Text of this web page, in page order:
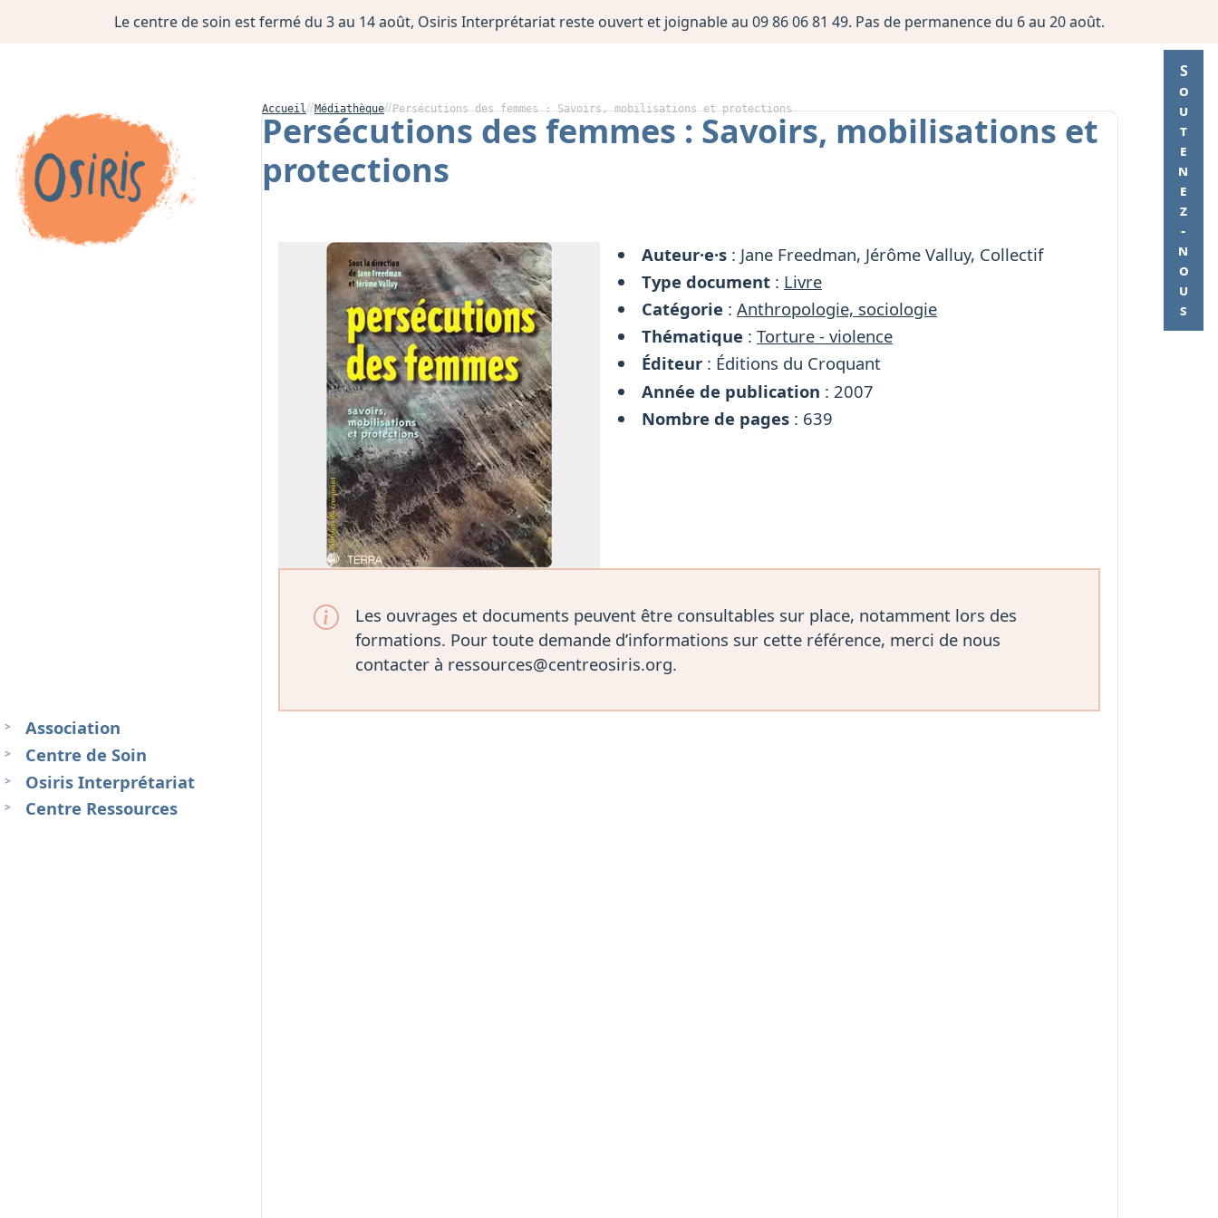
Le centre de soin est fermé du 3 au 14 août, Osiris Interprétariat reste ouvert et joignable au 09 86 06 81 49. Pas de permanence du 6 au 20 août.
Soutenez-nous
Association
Centre de Soin
Osiris Interprétariat
Centre Ressources
Accueil Médiathèque Persécutions des femmes : Savoirs, mobilisations et protections
Persécutions des femmes : Savoirs, mobilisations et
protections
Auteur·e·s : Jane Freedman, Jérôme Valluy, Collectif
Type document : Livre
Catégorie :Anthropologie, sociologie
Thématique :Torture - violence
Éditeur : Éditions du Croquant
Année de publication : 2007
Nombre de pages : 639
Les ouvrages et documents peuvent être consultables sur place, notamment lors des
formations. Pour toute demande d’informations sur cette référence, merci de nous
contacter à ressources@centreosiris.org.